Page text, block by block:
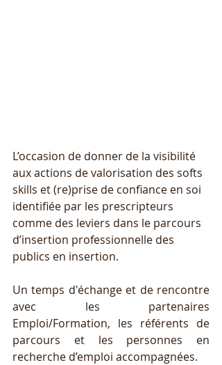
L’occasion de donner de la visibilité
aux actions de valorisation des softs
skills et (re)prise de confiance en soi
identifiée par les prescripteurs
comme des leviers dans le parcours
d’insertion professionnelle des
publics en insertion.
Un temps d'échange et de rencontre
avec les partenaires
Emploi/Formation, les référents de
parcours et les personnes en
recherche d’emploi accompagnées.